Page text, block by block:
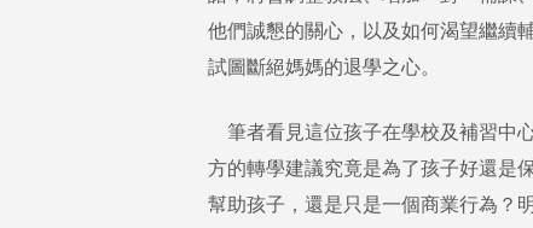
他們誠懇的關心，以及如何渴望繼續
試圖斷絕媽媽的退學之心。
筆者看見這位孩子在學校及補習中
方的轉學建議究竟是為了孩子好還是
幫助孩子，還是只是一個商業行為？